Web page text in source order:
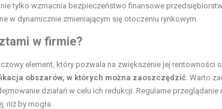
tylko wzmacnia bezpieczeństwo finansowe
w dynamicznie zmieniającym się otoczeniu rynkowym.
w firmie?
element, który pozwala na zwiększenie jej rentowności
obszarów, w których można zaoszczędzić . Warto
działań w celu ich redukcji. Regularne
niż by mogła.